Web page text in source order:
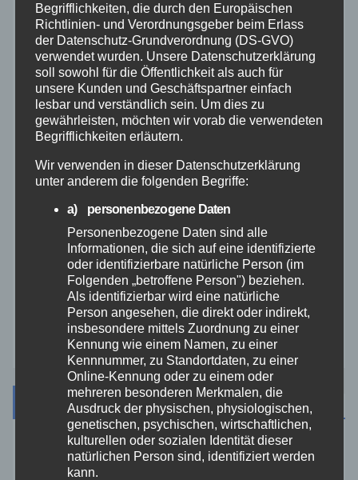
Polizei
Rettungsdienst
Rhein-Lahn
THW
Veranstaltungen
Westerwald
Archiv
August 2026
Begrifflichkeiten, die durch den Europäischen
Richtlinien- und Verordnungsgeber beim Erlass
der Datenschutz-Grundverordnung (DS-GVO)
verwendet wurden. Unsere Datenschutzerklärung
soll sowohl für die Öffentlichkeit als auch für
unsere Kunden und Geschäftspartner einfach
lesbar und verständlich sein. Um dies zu
gewährleisten, möchten wir vorab die verwendeten
Begrifflichkeiten erläutern.
Wir verwenden in dieser Datenschutzerklärung
unter anderem die folgenden Begriffe:
a) personenbezogene Daten
Personenbezogene Daten sind alle
Informationen, die sich auf eine identifizierte
oder identifizierbare natürliche Person (im
Folgenden „betroffene Person") beziehen.
Als identifizierbar wird eine natürliche
Person angesehen, die direkt oder indirekt,
insbesondere mittels Zuordnung zu einer
Kennung wie einem Namen, zu einer
Kennnummer, zu Standortdaten, zu einer
Online-Kennung oder zu einem oder
mehreren besonderen Merkmalen, die
Ausdruck der physischen, physiologischen,
genetischen, psychischen, wirtschaftlichen,
kulturellen oder sozialen Identität dieser
natürlichen Person sind, identifiziert werden
kann.